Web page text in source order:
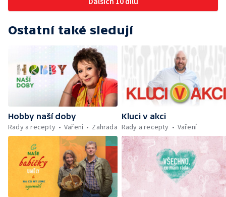
Ostatní také sledují
Hobby naší doby
Rady a recepty
Vaření Zahrada
Kluci v akci
Rady a recepty
Vaření